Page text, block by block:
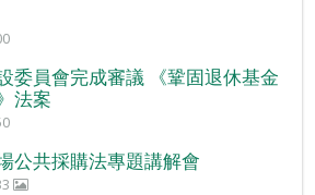
委員會完成審議 《鞏固退休基金
法案
公共採購法專題講解會